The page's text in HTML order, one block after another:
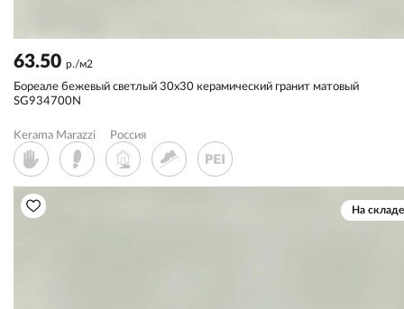
63.50 р./м2
Бореале бежевый светлый 30x30 керамический гранит матовый
SG934700N
Kerama Marazzi Россия
На складе